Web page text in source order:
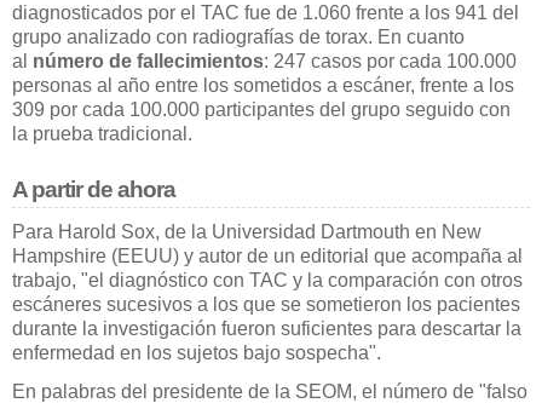
diagnosticados por el TAC fue de 1.060 frente a los 941 del
grupo analizado con radiografías de torax. En cuanto
al número de fallecimientos: 247 casos por cada 100.000
personas al año entre los sometidos a escáner, frente a los
309 por cada 100.000 participantes del grupo seguido con
la prueba tradicional.
A partir de ahora
Para Harold Sox, de la Universidad Dartmouth en New
Hampshire (EEUU) y autor de un editorial que acompaña al
trabajo, "el diagnóstico con TAC y la comparación con otros
escáneres sucesivos a los que se sometieron los pacientes
durante la investigación fueron suficientes para descartar la
enfermedad en los sujetos bajo sospecha".
En palabras del presidente de la SEOM, el número de "falso